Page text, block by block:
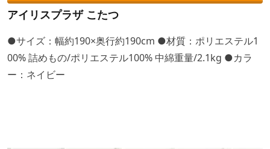
アイリスプラザ こたつ
●サイズ：幅約190×奥行約190cm ●材質：ポリエステル1
00% 詰めもの/ポリエステル100% 中綿重量/2.1kg ●カラ
ー：ネイビー